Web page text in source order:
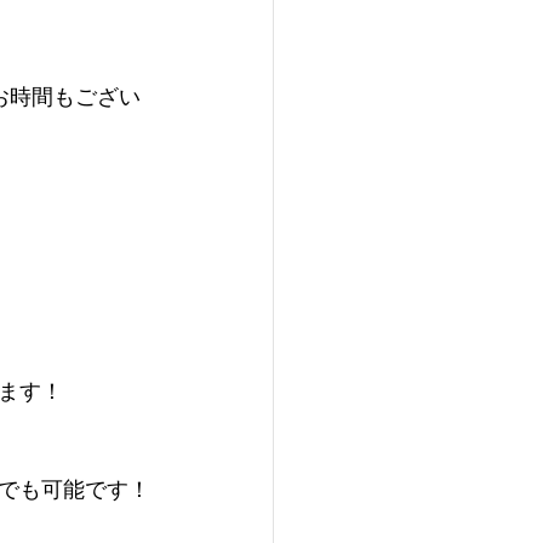
時間もござい
す！
も可能です！